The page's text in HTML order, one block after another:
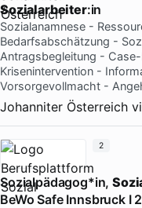
Sozialarbeiter:in
Sozialanamnese -
Bedarfsabschätzung -
Antragsbegleitung -
Krisenintervention -
Vorsorgevollmacht -
Johanniter Österreich
Sozialpädagog*in,
BeWo Safe Innsbruck I
2